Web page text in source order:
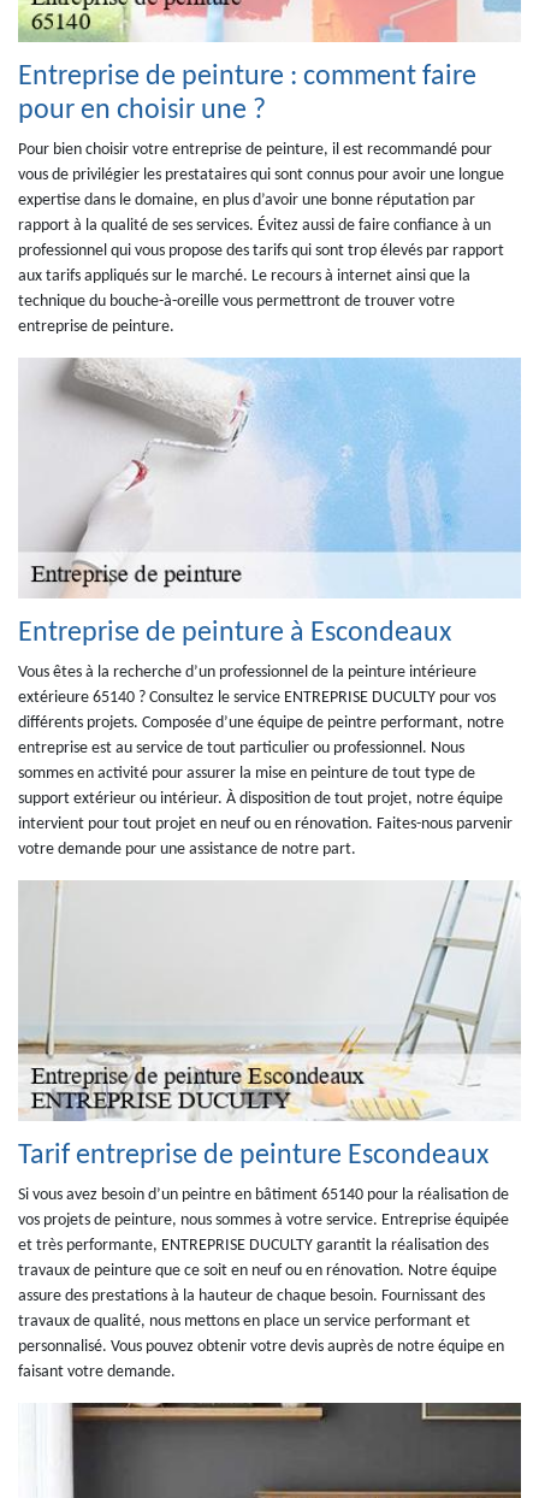
Entreprise de peinture : comment faire
pour en choisir une ?
Pour bien choisir votre entreprise de peinture, il est recommandé pour
vous de privilégier les prestataires qui sont connus pour avoir une longue
expertise dans le domaine, en plus d’avoir une bonne réputation par
rapport à la qualité de ses services. Évitez aussi de faire confiance à un
professionnel qui vous propose des tarifs qui sont trop élevés par rapport
aux tarifs appliqués sur le marché. Le recours à internet ainsi que la
technique du bouche-à-oreille vous permettront de trouver votre
entreprise de peinture.
Entreprise de peinture à Escondeaux
Vous êtes à la recherche d’un professionnel de la peinture intérieure
extérieure 65140 ? Consultez le service ENTREPRISE DUCULTY pour vos
différents projets. Composée d’une équipe de peintre performant, notre
entreprise est au service de tout particulier ou professionnel. Nous
sommes en activité pour assurer la mise en peinture de tout type de
support extérieur ou intérieur. À disposition de tout projet, notre équipe
intervient pour tout projet en neuf ou en rénovation. Faites-nous parvenir
votre demande pour une assistance de notre part.
Tarif entreprise de peinture Escondeaux
Si vous avez besoin d’un peintre en bâtiment 65140 pour la réalisation de
vos projets de peinture, nous sommes à votre service. Entreprise équipée
et très performante, ENTREPRISE DUCULTY garantit la réalisation des
travaux de peinture que ce soit en neuf ou en rénovation. Notre équipe
assure des prestations à la hauteur de chaque besoin. Fournissant des
travaux de qualité, nous mettons en place un service performant et
personnalisé. Vous pouvez obtenir votre devis auprès de notre équipe en
faisant votre demande.